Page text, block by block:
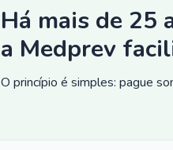
Há mais de 25
a Medprev
O princípio é simples: pague